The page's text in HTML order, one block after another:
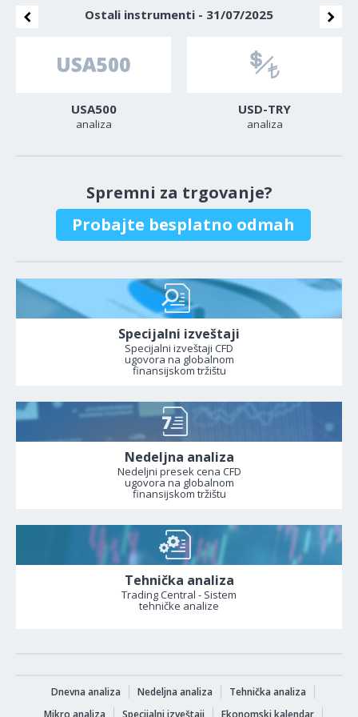
Ostali instrumenti - 31/07/2025
USA500
analiza
USD-TRY
analiza
Spremni za trgovanje?
Probajte besplatno odmah
Specijalni izveštaji
Specijalni izveštaji CFD
ugovora na globalnom
finansijskom tržištu
Nedeljna analiza
Nedeljni presek cena CFD
ugovora na globalnom
finansijskom tržištu
Tehnička analiza
Trading Central - Sistem
tehničke analize
Dnevna analiza Nedeljna analiza
Tehnička analiza
Mikro analiza
Specijalni izveštaji Ekonomski kalendar